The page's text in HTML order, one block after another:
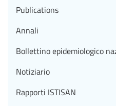
Publications
Annali
Bollettino epidemiologico
Notiziario
Rapporti ISTISAN